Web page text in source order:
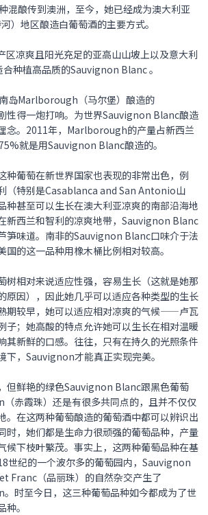
混酿传到澳洲，至今，她已经成为澳大利亚
）地区酿造白葡萄酒的主要方式。
凉爽且阳光充足的亚高山山坡上以及意大利
种植高品质的Sauvignon Blanc 。
岛Marlborough（马尔堡）酿造的
性得一炮打响。为世界Sauvignon Blanc酿造
念。2011年，Marlborough的产量占新西兰
就是用Sauvignon Blanc酿造的。
种葡萄在新世界国家也表现的非常出色，例
（特别是Casablanca and San Antonio山
种甚至可以生长在澳大利亚凉爽的南部沿海地
新西兰和智利的凉爽地带，Sauvignon Blanc
笋味道。南非的Sauvignon Blanc口味介于法
国的这一品种用橡木桶比例相对较高。
相对来说适应性强，容易生长（这就是她那
原因），因此她几乎可以适应各种类型的生长
期较早，她可以适应相对凉爽的气候——卢瓦
子；她高酸的特点允许她可以生长在相对温暖
其新鲜的口感。往往，只有在持久的光照条件
下，Sauvignon才能真正实现完美。
但鲜艳的绿色Sauvignon Blanc跟黑色葡萄
赤霞珠）还是有很多共同点的，且并不仅仅
。在这两种葡萄酿造的葡萄酒中都可以辨识出
时，她们都是生命力很顽强的葡萄品种，产量
候下枝叶繁茂。事实上，这两种葡萄品种在基
世纪的一个波尔多的葡萄园内，Sauvignon
Franc（品丽珠）的自然杂交产生了
时至今日，这三种葡萄品种如今都成为了世
。